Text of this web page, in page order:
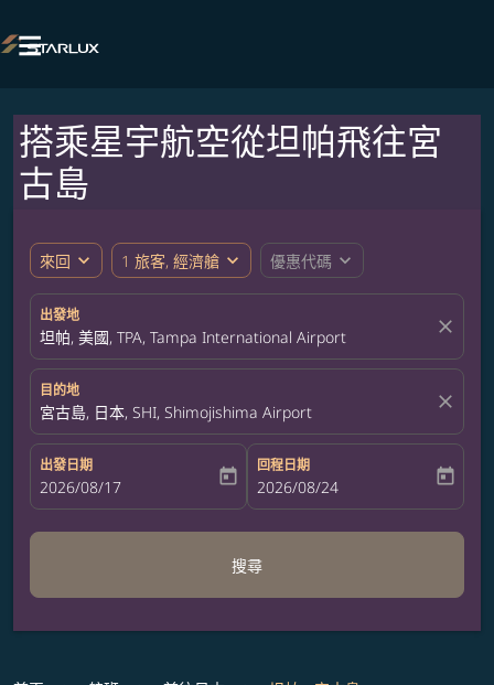

搭乘星宇航空從坦帕飛往宮
古島
來回 expand_more 1 旅客, 經濟艙 expand_more 優惠代碼 expand_more
出發地
坦帕, 美國, TPA, Tampa International Airport close
目的地
宮古島, 日本, SHI, Shimojishima Airport close
出發日期
fc-booking-departure-date-aria-label
2026/08/17 today
回程日期
fc-booking-return-date-aria-label
2026/08/24 today
搜尋